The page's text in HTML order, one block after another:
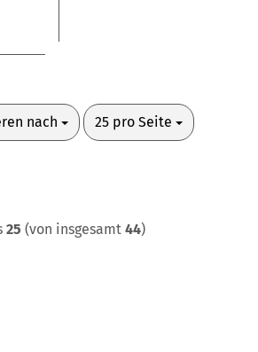
nach
nach 25 pro Seite
pro Seite
25 (von insgesamt 44)